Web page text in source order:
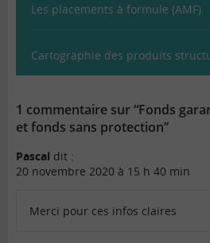
Les placements à formule (AMF)
Cartographie des produits
1 commentaire sur “Fonds
et fonds sans protection”
Pascal dit :
20 novembre 2020 à 15 h 40 min
Merci pour ces infos claires